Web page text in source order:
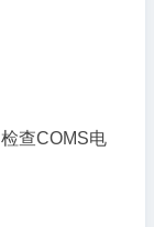
查COMS电